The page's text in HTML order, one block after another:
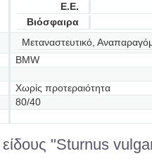
Ε.Ε.
Βιόσφαιρα
Μεταναστευτικό,
BMW
Χωρίς προτεραιότητα
80/40
"Sturnus